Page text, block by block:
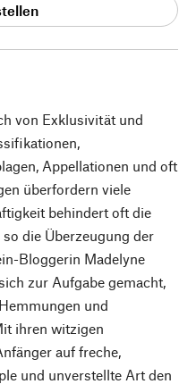
von Exklusivität und
Appellationen und oft
überfordern viele
behindert oft die
die Überzeugung der
Bloggerin Madelyne
zur Aufgabe gemacht,
und
ihren witzigen
auf freche,
und unverstellte Art den